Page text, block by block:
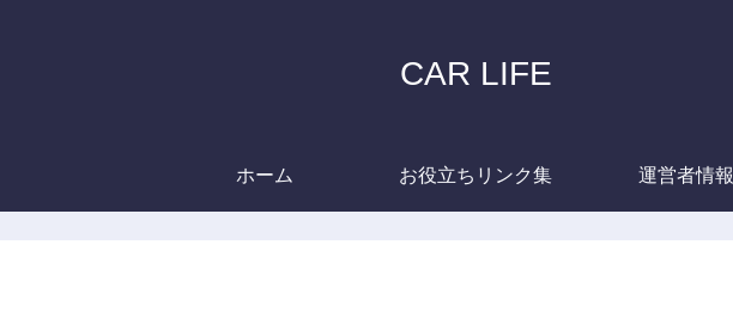
CAR LIFE
ホーム お役立ちリンク集 運営者情報